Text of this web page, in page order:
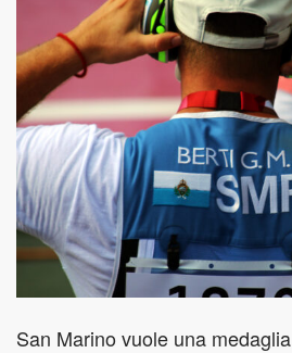
San Marino vuole una medaglia